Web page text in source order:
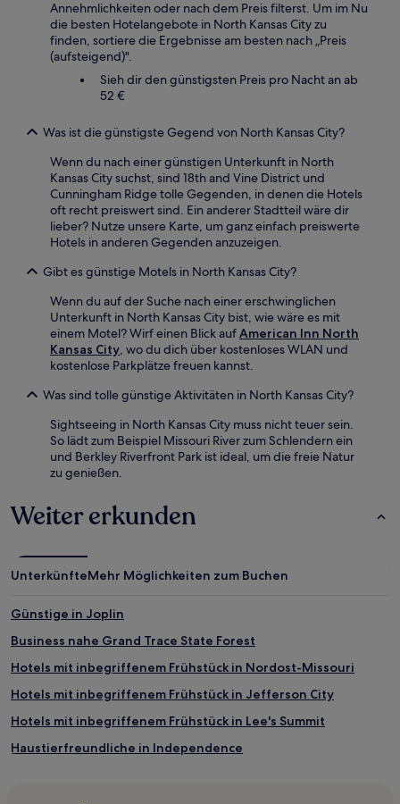
Annehmlichkeiten oder nach dem Preis filterst. Um im Nu
die besten Hotelangebote in North Kansas City zu
finden, sortiere die Ergebnisse am besten nach „Preis
(aufsteigend)".
Sieh dir den günstigsten Preis pro Nacht an ab
52 €
Was ist die günstigste Gegend von North Kansas City?
Wenn du nach einer günstigen Unterkunft in North
Kansas City suchst, sind 18th and Vine District und
Cunningham Ridge tolle Gegenden, in denen die Hotels
oft recht preiswert sind. Ein anderer Stadtteil wäre dir
lieber? Nutze unsere Karte, um ganz einfach preiswerte
Hotels in anderen Gegenden anzuzeigen.
Gibt es günstige Motels in North Kansas City?
Wenn du auf der Suche nach einer erschwinglichen
Unterkunft in North Kansas City bist, wie wäre es mit
einem Motel? Wirf einen Blick aufAmerican Inn North
Kansas City , wo du dich über kostenloses WLAN und
kostenlose Parkplätze freuen kannst.
Was sind tolle günstige Aktivitäten in North Kansas City?
Sightseeing in North Kansas City muss nicht teuer sein.
So lädt zum Beispiel Missouri River zum Schlendern ein
und Berkley Riverfront Park ist ideal, um die freie Natur
zu genießen.
Weiter erkunden
UnterkünfteMehr Möglichkeiten zum Buchen
Günstige in Joplin
Business nahe Grand Trace State Forest
Hotels mit inbegriffenem Frühstück in Nordost-Missouri
Hotels mit inbegriffenem Frühstück in Jefferson City
Hotels mit inbegriffenem Frühstück in Lee's Summit
Haustierfreundliche in Independence